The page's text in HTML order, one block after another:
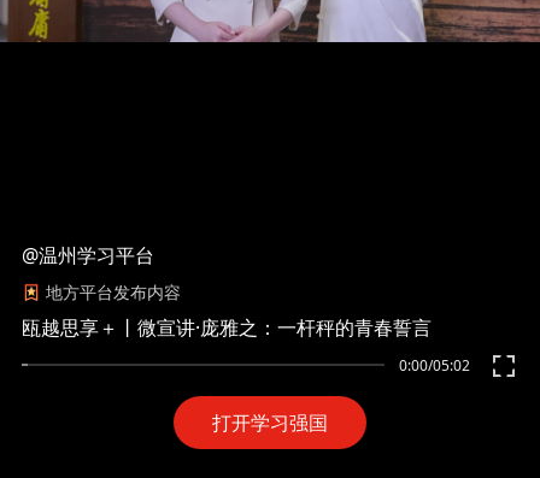
打开学习强国
0:00/05:02
@温州学习平台
地方平台发布内容
瓯越思享＋丨微宣讲·庞雅之：一杆秤的青春誓言